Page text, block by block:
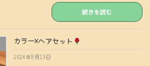
続きを読む
カラー×ヘアセット
2024年8月13日